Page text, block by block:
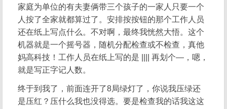
家庭为单位的有夫妻俩带三个孩子的一家人只要一个
人按了全家就都算过了。安排按按钮的那个工作人员
还在纸上写点什么。不对啊，最终我恍然大悟。这个
机器就是一个摇号器，随机分配检查或不检查，真他
妈高科技！工作人员在纸上写的是 |||| 再划个—，嗯，
就是写正字记人数。
终于到我了，前面连开了8局绿灯了，你说我压绿还
是压红？压什么我也没得选。要是检查我的话我这这